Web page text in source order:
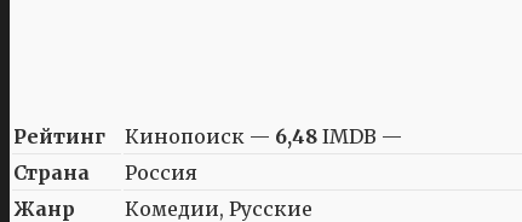
Рейтинг Кинопоиск — 6,48 IMDB —
Страна
Россия
Жанр
Комедии, Русские